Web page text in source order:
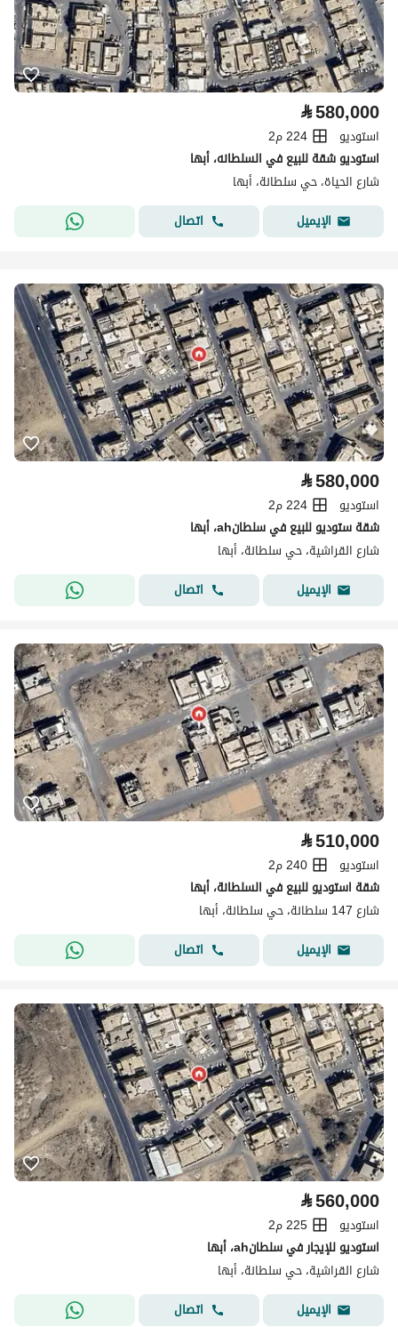
⃁580,000
استوديو
224 م2
استوديو شقة للبيع في السلطانه، أبها
شارع الحياة، حي سلطانة، أبها
الإيميل
اتصال
⃁580,000
استوديو
224 م2
شقة ستوديو للبيع في سلطانah، أبها
شارع القراشية، حي سلطانة، أبها
الإيميل
اتصال
⃁510,000
استوديو
240 م2
شقة استوديو للبيع في السلطانة، أبها
شارع 147 سلطانة، حي سلطانة، أبها
الإيميل
اتصال
⃁560,000
استوديو
225 م2
استوديو للإيجار في سلطانah، أبها
شارع القراشية، حي سلطانة، أبها
الإيميل
اتصال